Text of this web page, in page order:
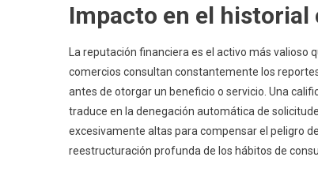
Impacto en el
La reputación financiera es el activo más
comercios consultan constantemente los
antes de otorgar un beneficio o servicio. Una
traduce en la denegación automática de
excesivamente altas para compensar el peligro
reestructuración profunda de los hábitos de